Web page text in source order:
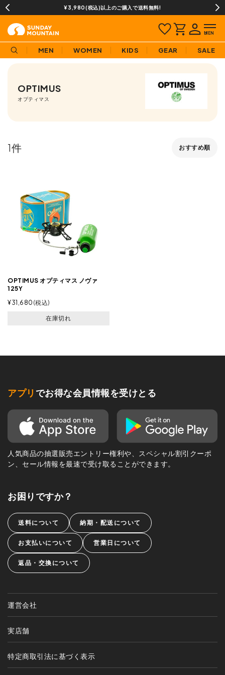
¥3,980(税込)以上のご購入で送料無料!
MEN WOMEN KIDS GEAR SALE
OPTIMUS
オプティマス
おすすめ順
1
OPTIMUS オプティマス ノヴァ
125Y
¥31,680 税込
在庫切れ
アプリ でお得な会員情報を受けとる
人気商品の抽選販売エントリー権利や、スペシャル割引クーポ
ン、セール情報を最速で受け取ることができます。
お困りですか？
送料について 納期・配送について
お支払いについて 営業日について
返品・交換について
運営会社
実店舗
特定商取引法に基づく表示